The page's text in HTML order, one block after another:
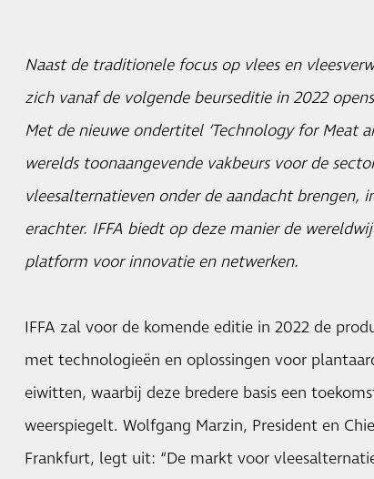
Naast de traditionele focus op vlees en
zich vanaf de volgende beurseditie in 2022
Met de nieuwe ondertitel ‘Technology for Meat
werelds toonaangevende vakbeurs voor de
vleesalternatieven onder de aandacht brengen,
erachter. IFFA biedt op deze manier de
platform voor innovatie en netwerken.
IFFA zal voor de komende editie in 2022 de
met technologieën en oplossingen voor
eiwitten, waarbij deze bredere basis een
weerspiegelt. Wolfgang Marzin, President en
Frankfurt, legt uit: “De markt voor